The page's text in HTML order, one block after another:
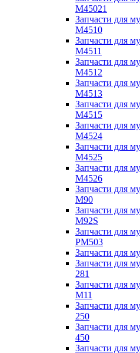
M45021
Запчасти для
M4510
Запчасти для
M4511
Запчасти для
M4512
Запчасти для
M4513
Запчасти для
M4515
Запчасти для
M4524
Запчасти для
M4525
Запчасти для
M4526
Запчасти для
M90
Запчасти для
M92S
Запчасти для
PM503
Запчасти для
Запчасти для
281
Запчасти для
M11
Запчасти для
250
Запчасти для
450
Запчасти для